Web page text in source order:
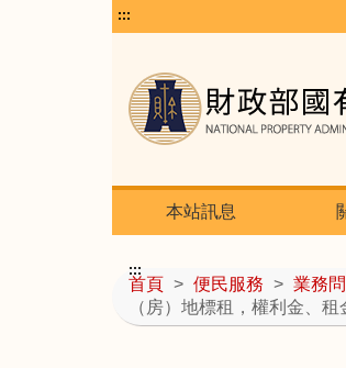
:::
本站訊息
首頁 > 便民服務 > 業務
（房）地標租，權利金、
:::